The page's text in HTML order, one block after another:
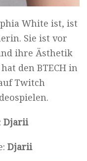
White ist, ist
Sie ist vor
ihre Ästhetik
den BTECH in
Twitch
Djarii
Djarii